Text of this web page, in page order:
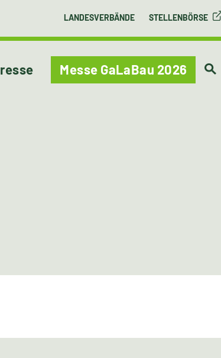
LANDESVERBÄNDE STELLENBÖRSE
Messe GaLaBau 2026